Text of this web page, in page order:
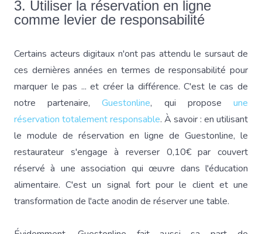
3. Utiliser la réservation en ligne
comme levier de responsabilité
Certains acteurs digitaux n'ont pas attendu le sursaut de
ces dernières années en termes de responsabilité pour
marquer le pas ... et créer la différence. C'est le cas de
notre partenaire,Guestonline, qui proposeune
réservation totalement responsable. À savoir : en utilisant
le module de réservation en ligne de Guestonline, le
restaurateur s'engage à reverser 0,10€ par couvert
réservé à une association qui œuvre dans l'éducation
alimentaire. C'est un signal fort pour le client et une
transformation de l'acte anodin de réserver une table.